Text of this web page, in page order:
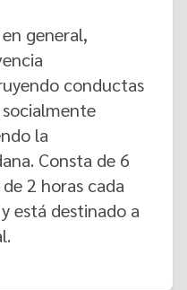
general,
conductas
la
​​Consta de 6
2 horas cada
está destinado a